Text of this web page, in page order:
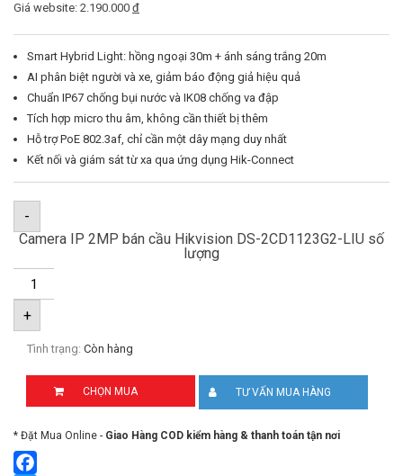
Giá website: 2.190.000 đ
Smart Hybrid Light: hồng ngoại 30m + ánh sáng trắng 20m
AI phân biệt người và xe, giảm báo động giả hiệu quả
Chuẩn IP67 chống bụi nước và IK08 chống va đập
Tích hợp micro thu âm, không cần thiết bị thêm
Hỗ trợ PoE 802.3af, chỉ cần một dây mạng duy nhất
Kết nối và giám sát từ xa qua ứng dụng Hik-Connect
-
Camera IP 2MP bán cầu Hikvision DS-2CD1123G2-LIU số
lượng
+
Tình trạng: Còn hàng
CHỌN MUA TƯ VẤN MUA HÀNG
* Đặt Mua Online - Giao Hàng COD kiểm hàng & thanh toán tận nơi